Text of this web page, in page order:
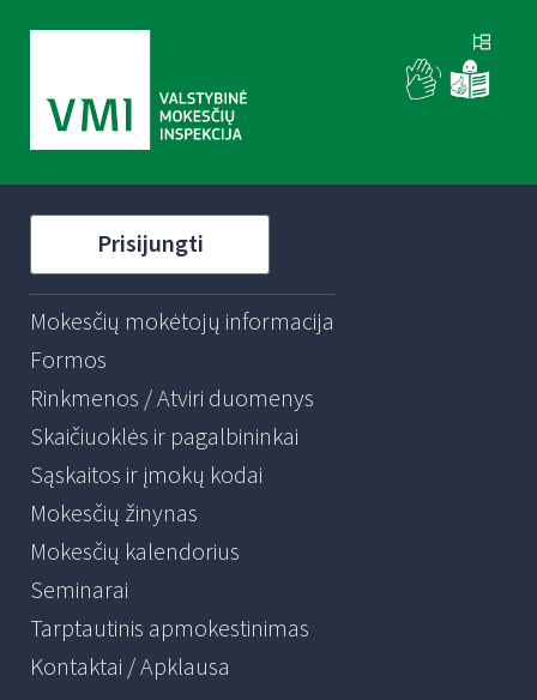
Prisijungti
Mokesčių mokėtojų informacija
Formos
Rinkmenos / Atviri duomenys
Skaičiuoklės ir pagalbininkai
Sąskaitos ir įmokų kodai
Mokesčių žinynas
Mokesčių kalendorius
Seminarai
Tarptautinis apmokestinimas
Kontaktai / Apklausa